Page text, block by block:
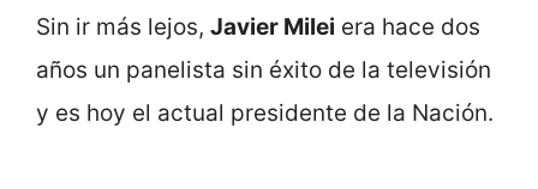
Sin ir más lejos, Javier Milei era hace dos
años un panelista sin éxito de la televisión
y es hoy el actual presidente de la Nación.